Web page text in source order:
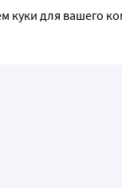
куки для вашего